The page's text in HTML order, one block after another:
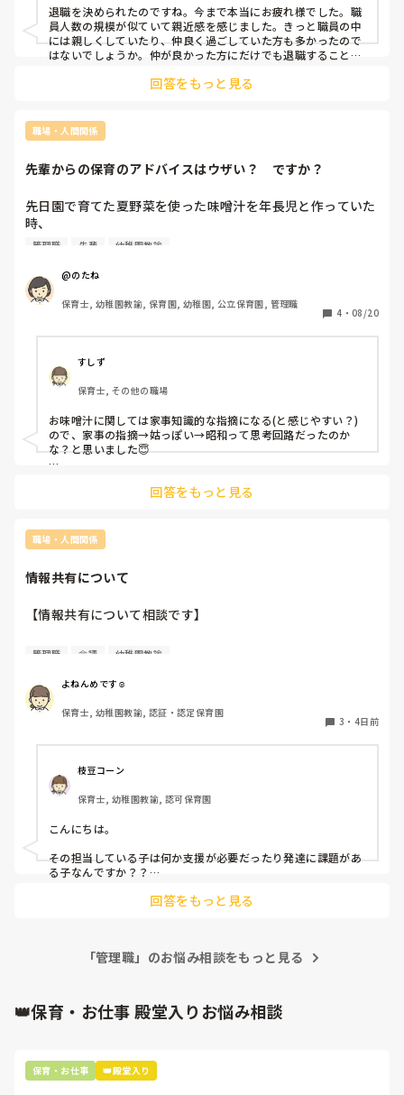
退職を決められたのですね。今まで本当にお疲れ様でした。職
員人数の規模が似ていて親近感を感じました。きっと職員の中
には親しくしていたり、仲良く過ごしていた方も多かったので
はないでしょうか。仲が良かった方にだけでも退職することを
ことができるのではと思いました！
回答をもっと見る
職場・人間関係
先輩からの保育のアドバイスはウザい？　ですか？
先日園で育てた夏野菜を使った味噌汁を年長児と作っていた
時、
味噌汁をぐつぐつ煮ている若手に管理職が「お味噌汁は煮詰
すが、管理職がその場を離れたら「うっざー！昭和？？」と
若手同士が呟き合ってました。
とも　うっざー　なのかな？」と考え込んでしまいました。
先輩からの保育のアドバイスや、ヒント、コツはウザいもの
管理職 先輩 幼稚園教諭
@のたね
保育士, 幼稚園教諭, 保育園, 幼稚園, 公立保育園, 管理職
4 ・ 08/20
すしず
保育士, その他の職場
お味噌汁に関しては家事知識的な指摘になる(と感じやすい？)
ので、家事の指摘→姑っぽい→昭和って思考回路だったのか
な？と思いました😇
うね。
バイスならもちろん嬉しいのではないでしょうか。
もいると思います。「こんな方法もあるよ、こんな効果がある
よ」的な言い方だと素直に聞いてくれやすいかもしれません。
回答をもっと見る
職場・人間関係
情報共有について
【情報共有について相談です】
現在、2歳児クラスを担当しています。
スのグループリーダーの先生で個室で話し合いをしていたこ
とを知りました。
もへの関わり方や対応をどう合わせていけばいいか、分から
ない状態です。
もちろん、管理職やリーダー間で先に相談や方針を考えるこ
とが必要な場合もあると思います。
ただ、担当している子どものことなので、担当者には事前に
どんな話をするのか共有されるものだとおもっていたのです
が、されていないです。
いました。
管理職 会議 幼稚園教諭
よねんめです☺︎
保育士, 幼稚園教諭, 認証・認定保育園
3 ・ 4日前
枝豆コーン
保育士, 幼稚園教諭, 認可保育園
こんにちは。
その担当している子は何か支援が必要だったり発達に課題があ
る子なんですか？？
もしリーダー職会議なら話し合い前に一言あると丁寧かなと思
この間の話し合いの内容を聞くことはできますか？と聞いてみ
か共有しない場合もあります。
保育方針なら共有してくれると思います。
知っていました。
回答をもっと見る
「管理職」のお悩み相談をもっと見る
👑保育・お仕事 殿堂入りお悩み相談
保育・お仕事 👑殿堂入り